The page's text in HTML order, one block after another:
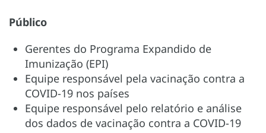
Público
Gerentes do Programa Expandido de
Imunização (EPI)
Equipe responsável pela vacinação contra a
COVID-19 nos países
Equipe responsável pelo relatório e análise
dos dados de vacinação contra a COVID-19